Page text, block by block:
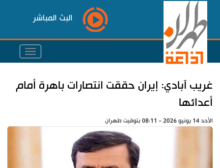
البث المباشر
غريب آبادي: إيران حققت انتصارات باهرة أمام
أعدائها
الأحد 14 يونيو 2026 - 08:11 بتوقيت طهران